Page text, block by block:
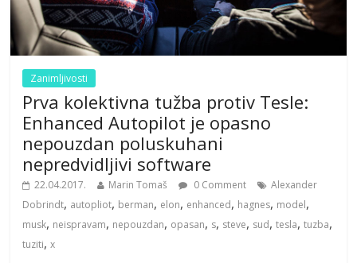
Zanimljivosti
Prva kolektivna tužba protiv Tesle:
Enhanced Autopilot je opasno
nepouzdan poluskuhani
nepredvidljivi software
22.04.2017. Marin Tomaš 0 Comment
Alexander
Dobrindt, autopliot, berman, elon, enhanced, hagnes, model,
musk, neispravam, nepouzdan, opasan, s, steve, sud,tesla,tuzba,
tuziti,x